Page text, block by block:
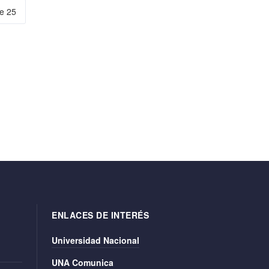
25
ENLACES DE INTERÉS
Universidad Nacional
UNA Comunica